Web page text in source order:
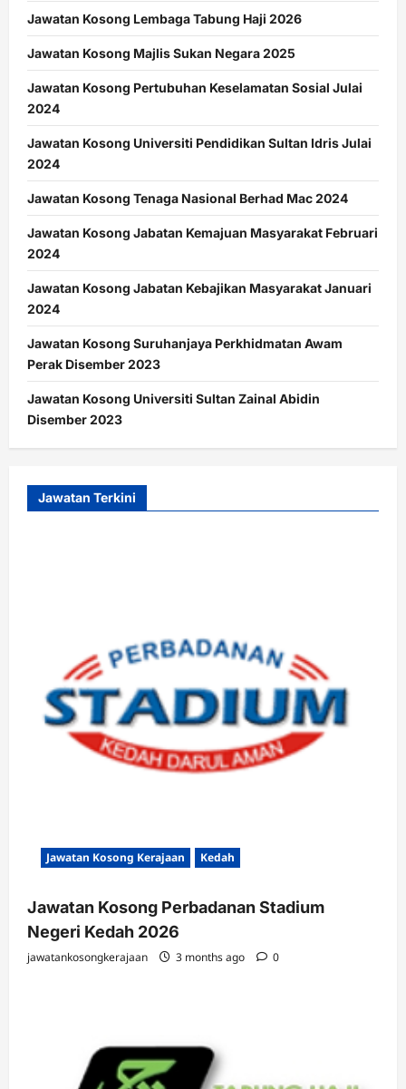
Jawatan Kosong Lembaga Tabung Haji 2026
Jawatan Kosong Majlis Sukan Negara 2025
Jawatan Kosong Pertubuhan Keselamatan Sosial Julai
2024
Jawatan Kosong Universiti Pendidikan Sultan Idris Julai
2024
Jawatan Kosong Tenaga Nasional Berhad Mac 2024
Jawatan Kosong Jabatan Kemajuan Masyarakat Februari
2024
Jawatan Kosong Jabatan Kebajikan Masyarakat Januari
2024
Jawatan Kosong Suruhanjaya Perkhidmatan Awam
Perak Disember 2023
Jawatan Kosong Universiti Sultan Zainal Abidin
Disember 2023
Jawatan Terkini
Jawatan Kosong Kerajaan Kedah
Jawatan Kosong Perbadanan Stadium
Negeri Kedah 2026
jawatankosongkerajaan 3 months ago 0